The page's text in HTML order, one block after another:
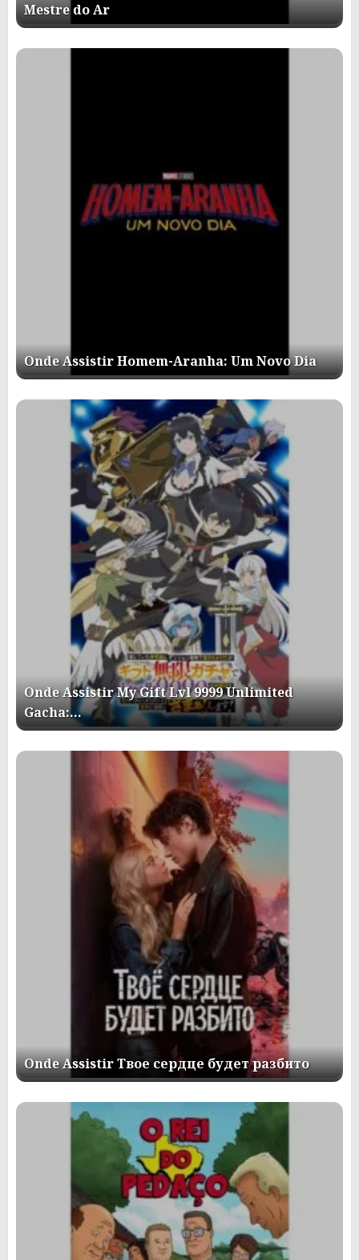
Mestre do Ar
Onde Assistir Homem-Aranha: Um Novo Dia
Onde Assistir My Gift Lvl 9999 Unlimited
Gacha:…
Onde Assistir Твое сердце будет разбито